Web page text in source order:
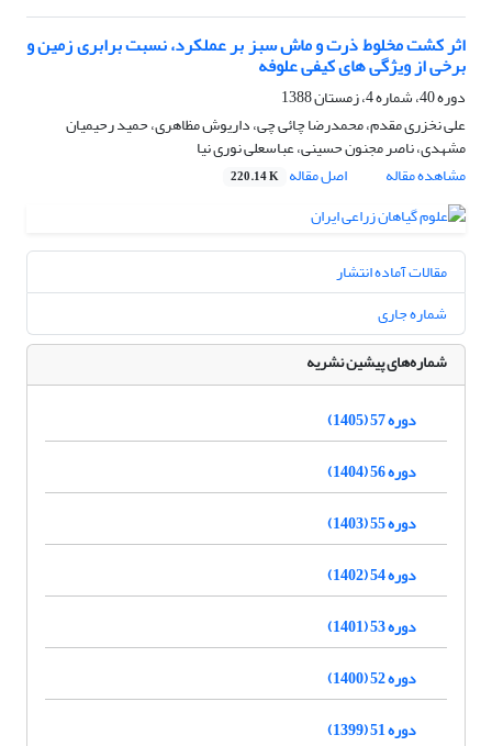
اثر کشت مخلوط ذرت و ماش سبز بر عملکرد، نسبت برابری زمین و
برخی از ویژگی های کیفی علوفه
دوره 40، شماره 4، زمستان 1388
علی نخزری مقدم، محمدرضا چائی چی، داریوش مظاهری، حمید رحیمیان
مشهدی، ناصر مجنون حسینی، عباسعلی نوری نیا
مشاهده مقاله
اصل مقاله 220.14 K
مقالات آماده انتشار
شماره جاری
شماره‌های پیشین نشریه
دوره 57 (1405)
دوره 56 (1404)
دوره 55 (1403)
دوره 54 (1402)
دوره 53 (1401)
دوره 52 (1400)
دوره 51 (1399)